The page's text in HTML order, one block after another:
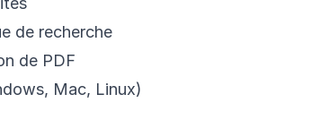
de recherche
de PDF
Mac, Linux)